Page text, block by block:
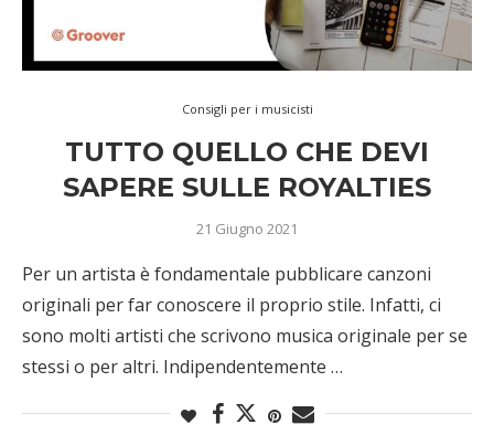
Consigli per i musicisti
TUTTO QUELLO CHE DEVI
SAPERE SULLE ROYALTIES
21 Giugno 2021
Per un artista è fondamentale pubblicare canzoni
originali per far conoscere il proprio stile. Infatti, ci
sono molti artisti che scrivono musica originale per se
stessi o per altri. Indipendentemente …